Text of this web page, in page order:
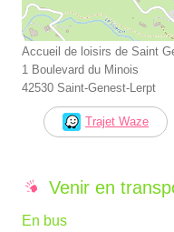
Accueil de loisirs de Saint
1 Boulevard du Minois
42530 Saint-Genest-Lerpt
Trajet Waze
Venir en
En bus